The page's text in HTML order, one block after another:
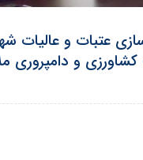
عتبات و عالیات
و دامپروری